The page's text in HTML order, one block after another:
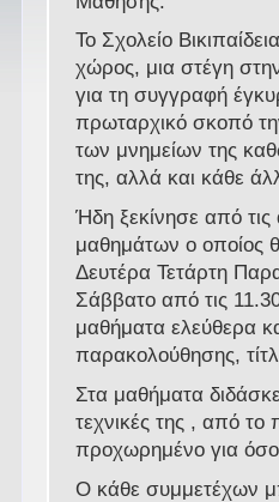
Το Σχολείο
χώρος, μια στέγη
για τη συγγραφή
πρωταρχικό σκοπό
των μνημείων της
της, αλλά και κάθε
Ήδη ξεκίνησε από
μαθημάτων ο οποίος
Δευτέρα Τετάρτη
Σάββατο από τις
μαθήματα ελεύθερα
παρακολούθησης,
Στα μαθήματα
τεχνικές της , από
προχωρημένο για
Ο κάθε συμμετέχων